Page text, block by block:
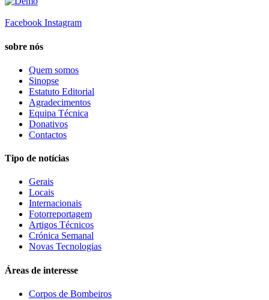
Facebook Instagram
sobre nós
Quem somos
Sinopse
Estatuto Editorial
Agradecimentos
Equipa Técnica
Donativos
Contactos
Tipo de notícias
Gerais
Locais
Internacionais
Fotorreportagem
Artigos Técnicos
Crónica Semanal
Novas Tecnologias
Áreas de interesse
Corpos de Bombeiros